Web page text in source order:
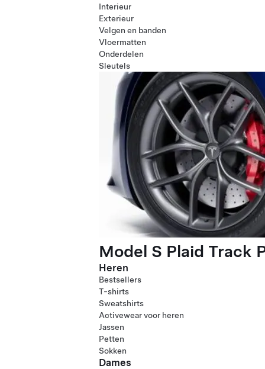
Interieur
Exterieur
Velgen en banden
Vloermatten
Onderdelen
Sleutels
Model S Plaid Track
Heren
Bestsellers
T-shirts
Sweatshirts
Activewear voor heren
Jassen
Petten
Sokken
Dames